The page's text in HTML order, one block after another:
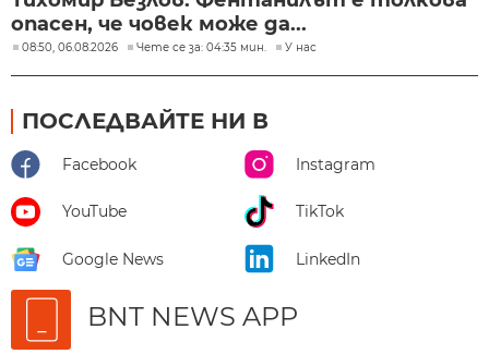
опасен, че човек може да...
08:50, 06.08.2026 Чете се за: 04:35 мин. У нас
ПОСЛЕДВАЙТЕ НИ В
Facebook Instagram
YouTube TikTok
Google News LinkedIn
BNT NEWS APP